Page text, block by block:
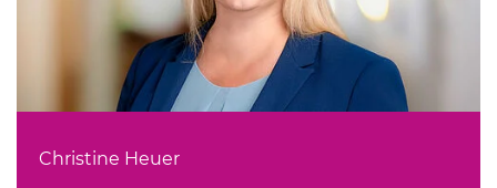
Christine Heuer